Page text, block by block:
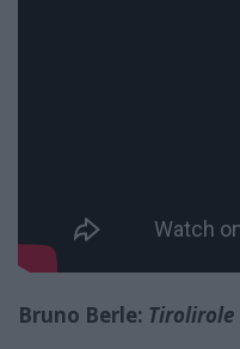
Bruno Berle: Tirolirole